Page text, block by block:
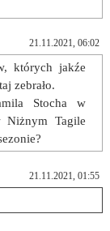
21.11.2021, 06:02
których jakźe
zebrało.
Stocha w
Niżnym Tagile
21.11.2021, 01:55